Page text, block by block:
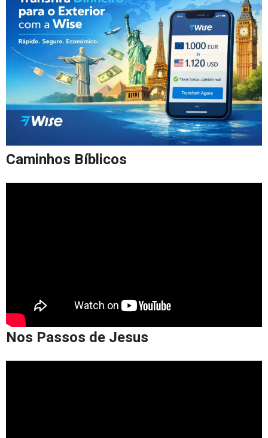
Caminhos Bíblicos
Nos Passos de Jesus